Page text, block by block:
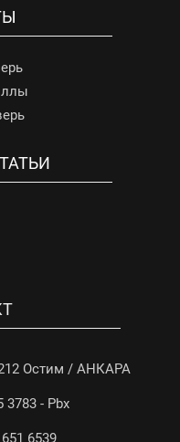
Остим / АНКАРА
3783 - Pbx
6539